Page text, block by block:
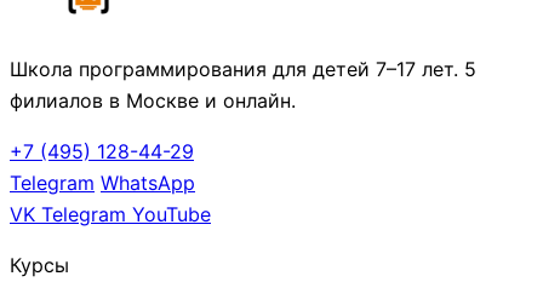
Школа программирования для детей 7–17 лет. 5
филиалов в Москве и онлайн.
+7 (495) 128-44-29
Telegram WhatsApp
VK Telegram YouTube
Курсы